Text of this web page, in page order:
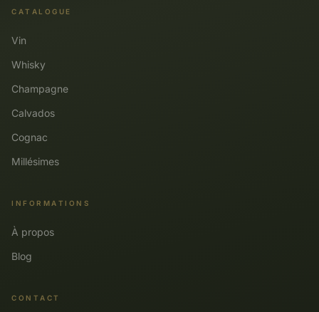
CATALOGUE
Vin
Whisky
Champagne
Calvados
Cognac
Millésimes
INFORMATIONS
À propos
Blog
CONTACT